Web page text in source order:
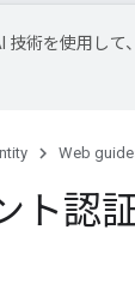
技術を使用し
Web
ト認